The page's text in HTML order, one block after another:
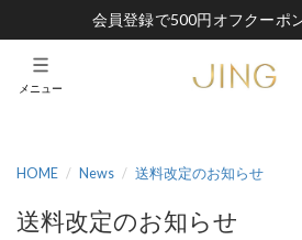
会員登録で500円オフクーポ
メニュー
HOME News 送料改定のお知らせ
送料改定のお知らせ